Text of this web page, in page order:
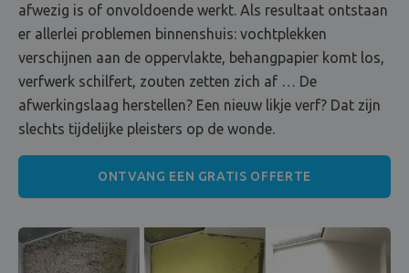
afwezig is of onvoldoende werkt. Als resultaat ontstaan
er allerlei problemen binnenshuis: vochtplekken
verschijnen aan de oppervlakte, behangpapier komt los,
verfwerk schilfert, zouten zetten zich af … De
afwerkingslaag herstellen? Een nieuw likje verf? Dat zijn
slechts tijdelijke pleisters op de wonde.
ONTVANG EEN GRATIS OFFERTE